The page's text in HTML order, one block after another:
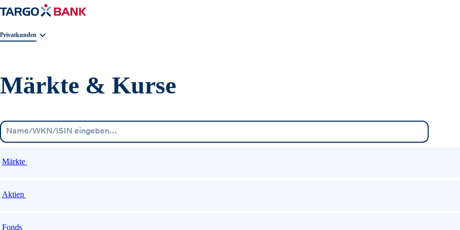
Geschäftsbereichnavigation. Aktuelle Auswahl:
Privatkunden
Märkte & Kurse
Märkte
Aktien
Fonds